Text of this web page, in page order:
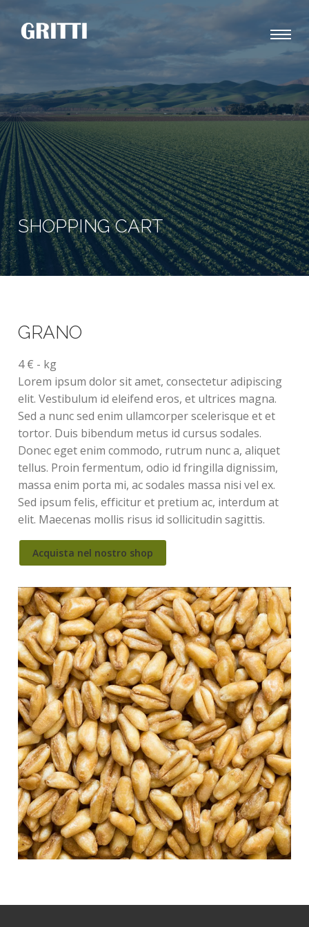
SHOPPING CART
GRANO
4 € - kg
Lorem ipsum dolor sit amet, consectetur adipiscing
elit. Vestibulum id eleifend eros, et ultrices magna.
Sed a nunc sed enim ullamcorper scelerisque et et
tortor. Duis bibendum metus id cursus sodales.
Donec eget enim commodo, rutrum nunc a, aliquet
tellus. Proin fermentum, odio id fringilla dignissim,
massa enim porta mi, ac sodales massa nisi vel ex.
Sed ipsum felis, efficitur et pretium ac, interdum at
elit. Maecenas mollis risus id sollicitudin sagittis.
Acquista nel nostro shop